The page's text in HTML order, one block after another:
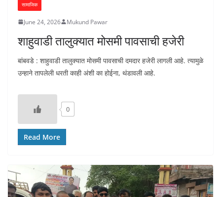
सामाजिक
June 24, 2026 Mukund Pawar
शाहुवाडी तालुक्यात मोसमी पावसाची हजेरी
बांबवडे : शाहुवाडी तालुक्यात मोसमी पावसाची दमदार हजेरी लागली आहे. त्यामुळे
उन्हाने तापलेली धरती काही अंशी का होईना, थंडावली आहे.
0
Read More